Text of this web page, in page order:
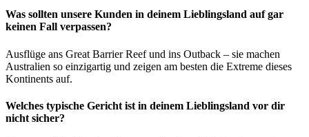
Was sollten unsere Kunden in deinem Lieblingsland auf gar
keinen Fall verpassen?
Ausflüge ans Great Barrier Reef und ins Outback – sie machen
Australien so einzigartig und zeigen am besten die Extreme dieses
Kontinents auf.
Welches typische Gericht ist in deinem Lieblingsland vor dir
nicht sicher?
erhältst Du eine Mail zum Weiterleiten und Teilen der Reisen.
Du erhältst einen Link mit deinen Lieblingsreisen per E-Mail
zugeschickt. Von dort kannst du mit der Reiseplanung fortfahren.
Kataloge bestellen